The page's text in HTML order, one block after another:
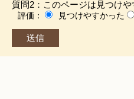
質問2：このページは見つけや
評価： 見つけやすかった